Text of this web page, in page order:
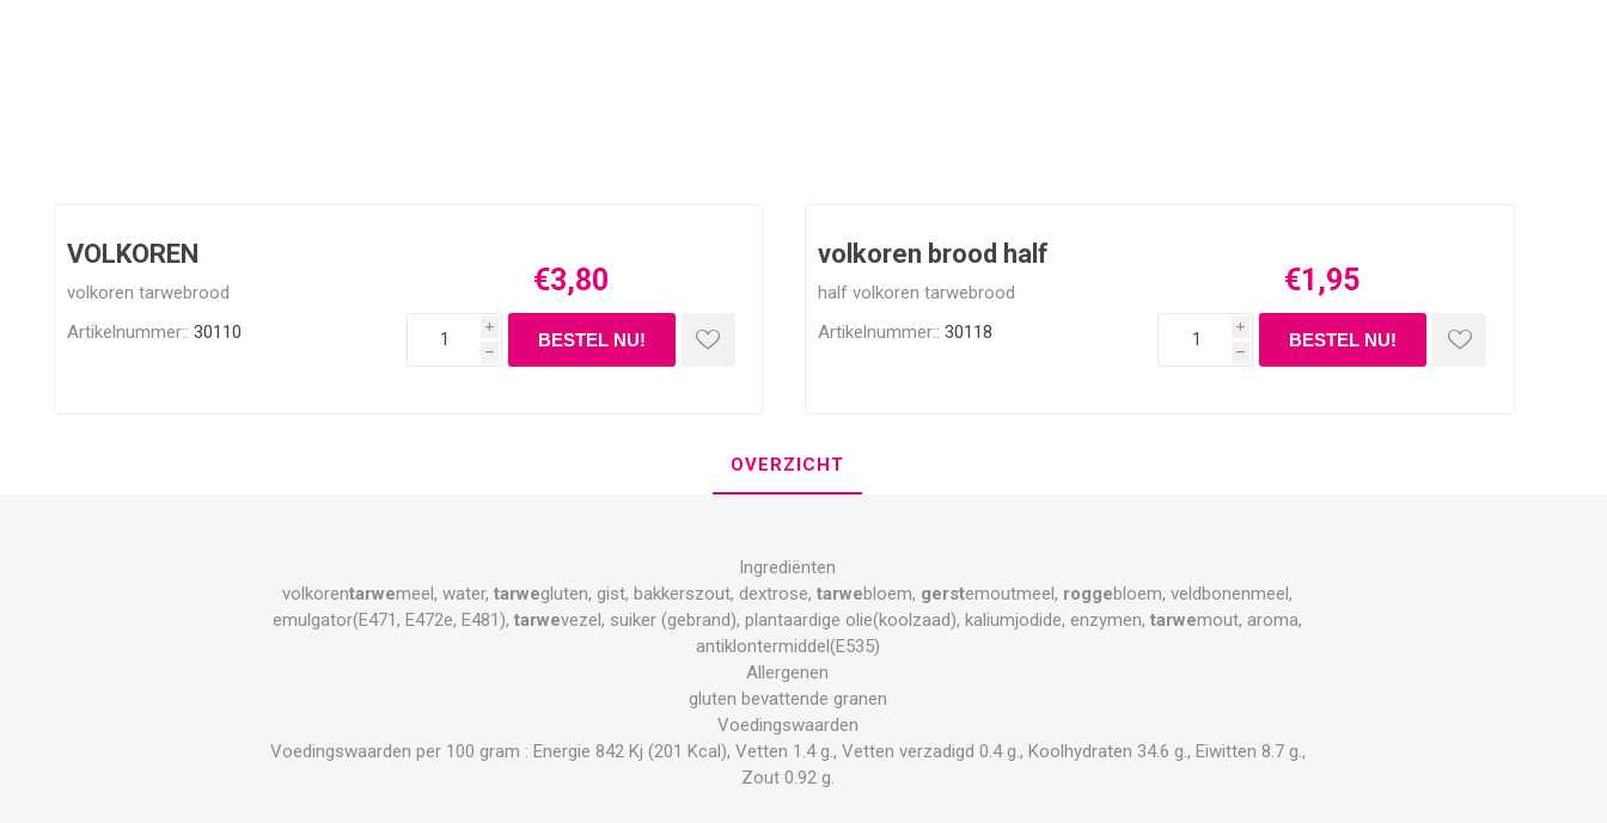
VOLKOREN
volkoren tarwebrood
Artikelnummer:: 30110
€3,80
i
h
volkoren brood half
half volkoren tarwebrood
Artikelnummer:: 30118
€1,95
i
h
OVERZICHT
Ingrediënten
volkorentarwemeel, water,tarwegluten, gist, bakkerszout, dextrose,tarwebloem, gerstemoutmeel, roggebloem, veldbonenmeel,
emulgator(E471, E472e, E481),tarwevezel, suiker (gebrand), plantaardige olie(koolzaad), kaliumjodide, enzymen,tarwemout, aroma,
antiklontermiddel(E535)
Allergenen
gluten bevattende granen
Voedingswaarden
Voedingswaarden per 100 gram : Energie 842 Kj (201 Kcal), Vetten 1.4 g., Vetten verzadigd 0.4 g., Koolhydraten 34.6 g., Eiwitten 8.7 g.,
Zout 0.92 g.